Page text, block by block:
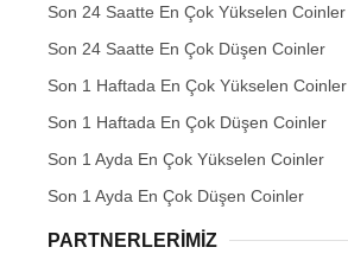
Son 24 Saatte En Çok Yükselen Coinler
Son 24 Saatte En Çok Düşen Coinler
Son 1 Haftada En Çok Yükselen Coinler
Son 1 Haftada En Çok Düşen Coinler
Son 1 Ayda En Çok Yükselen Coinler
Son 1 Ayda En Çok Düşen Coinler
PARTNERLERIMIZ